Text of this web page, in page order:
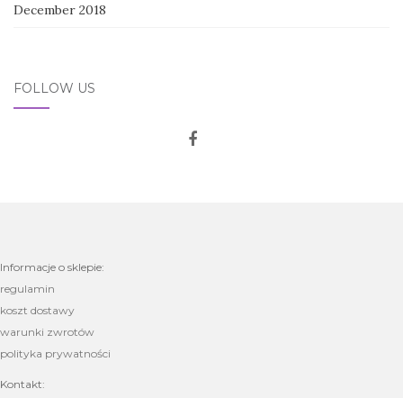
December 2018
FOLLOW US
Informacje o sklepie:
regulamin
koszt dostawy
warunki zwrotów
polityka prywatności
Kontakt: